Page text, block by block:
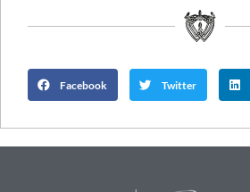
Facebook Twitter